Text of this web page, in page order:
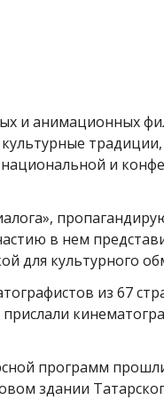
и анимационных
и
в нем
для культурного
из 67
программ
здании